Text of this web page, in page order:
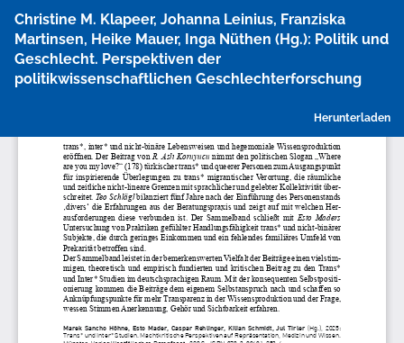
Artikeldetails
zurückkehren
Christine M. Klapeer, Johanna Leinius, Franziska
Martinsen, Heike Mauer, Inga Nüthen (Hg.): Politik und
Geschlecht. Perspektiven der
politikwissenschaftlichen Geschlechterforschung
Herunterladen